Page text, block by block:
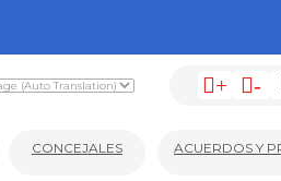
+ -
CONCEJALES ACUERDOS Y